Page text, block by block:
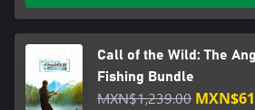
Call of the Wild: The
Fishing Bundle
MXN$1,239.00